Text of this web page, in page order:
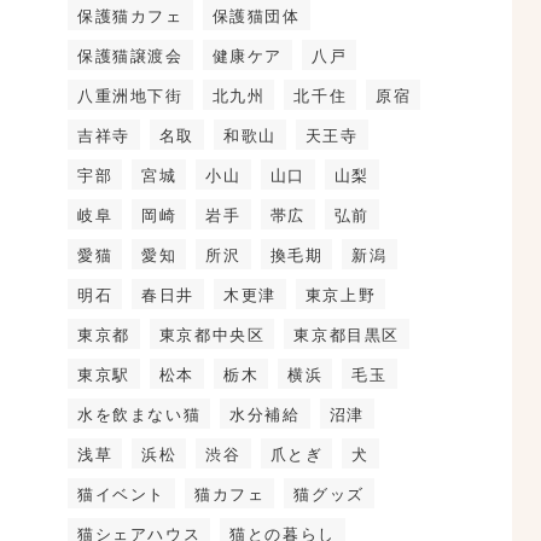
保護猫カフェ
保護猫団体
保護猫譲渡会
健康ケア
八戸
八重洲地下街
北九州 北千住
原宿
吉祥寺
名取 和歌山
天王寺
宇部
宮城 小山 山口
山梨
岐阜
岡崎 岩手 帯広
弘前
愛猫
愛知 所沢 換毛期
新潟
明石
春日井 木更津
東京上野
東京都
東京都中央区
東京都目黒区
東京駅
松本 栃木 横浜
毛玉
水を飲まない猫
水分補給
沼津
浅草
浜松 渋谷 爪とぎ
犬
猫イベント
猫カフェ
猫グッズ
猫シェアハウス
猫との暮らし